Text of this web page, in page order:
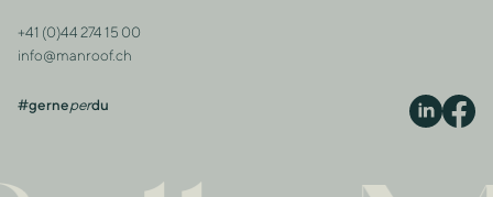
Kontakt
+41 (0)44 274 15 00
info@manroof.ch
#gerneperdu